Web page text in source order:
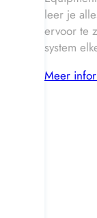
leer je
ervoor te
system
Meer